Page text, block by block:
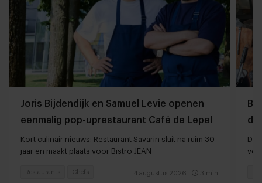
Joris Bijdendijk en Samuel Levie openen
eenmalig pop-uprestaurant Café de Lepel
Kort culinair nieuws: Restaurant Savarin sluit na ruim 30
jaar en maakt plaats voor Bistro JEAN
4 augustus 2026 3 min
Restaurants Chefs
De